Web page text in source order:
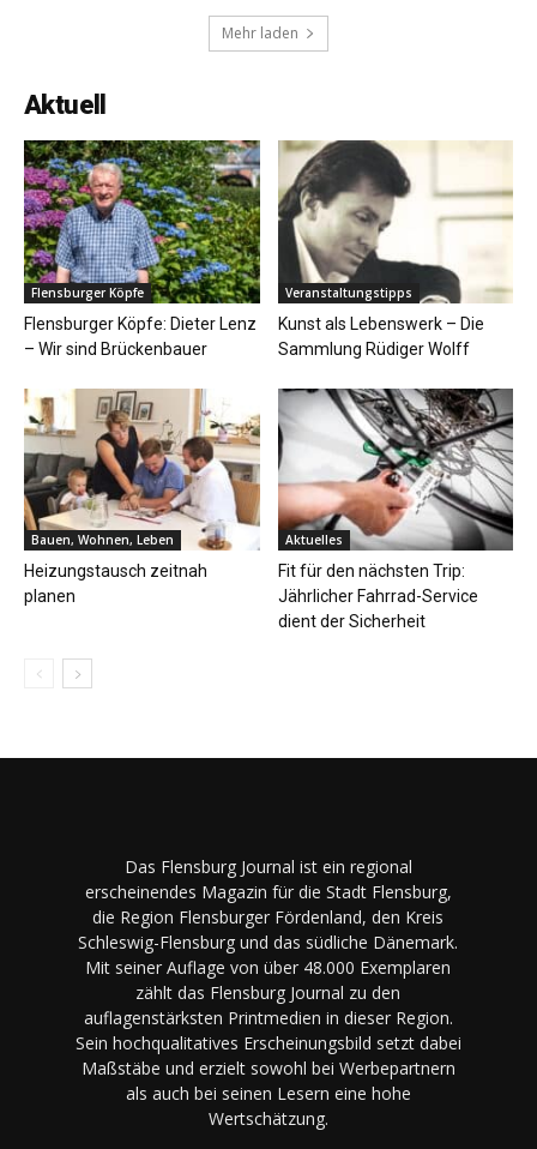
Mehr laden
Aktuell
Flensburger Köpfe
Flensburger Köpfe: Dieter Lenz
– Wir sind Brückenbauer
Veranstaltungstipps
Kunst als Lebenswerk – Die
Sammlung Rüdiger Wolff
Bauen, Wohnen, Leben
Heizungstausch zeitnah
planen
Aktuelles
Fit für den nächsten Trip:
Jährlicher Fahrrad-Service
dient der Sicherheit
Das Flensburg Journal ist ein regional
erscheinendes Magazin für die Stadt Flensburg,
die Region Flensburger Fördenland, den Kreis
Schleswig-Flensburg und das südliche Dänemark.
Mit seiner Auflage von über 48.000 Exemplaren
zählt das Flensburg Journal zu den
auflagenstärksten Printmedien in dieser Region.
Sein hochqualitatives Erscheinungsbild setzt dabei
Maßstäbe und erzielt sowohl bei Werbepartnern
als auch bei seinen Lesern eine hohe
Wertschätzung.